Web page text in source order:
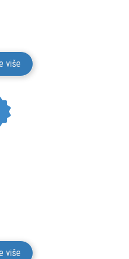
više
više